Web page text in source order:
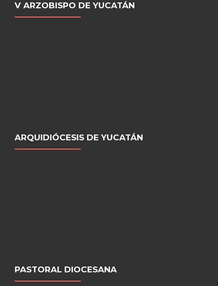
V ARZOBISPO DE YUCATÁN
ARQUIDIÓCESIS DE YUCATÁN
PASTORAL DIOCESANA